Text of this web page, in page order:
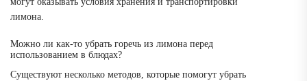
лимона.
Можно ли как-то убрать горечь из лимона перед
использованием в блюдах?
Существуют несколько методов, которые помогут убрать